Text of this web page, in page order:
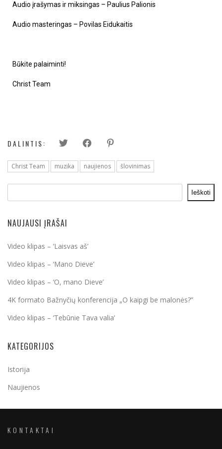
Audio įrašymas ir miksingas – Paulius Palionis
Audio masteringas – Povilas Eidukaitis
Būkite palaiminti!
Christ Team
DALINTIS:
Christ Team muzika naujienos šlovinimas
Ieškoti
NAUJAUSI ĮRAŠAI
Video klipas – ‘Laisvas aš’
Video klipas – ‘Mano Dieve’
Video klipas – ‘O, mano Dieve’
4K formato Bažnyčių konferencija „O kaipgi be malonės?”
Video klipas – ‘Tebūnie Tava valia’
KATEGORIJOS
Istorija
Naujienos
KONTAKTAI